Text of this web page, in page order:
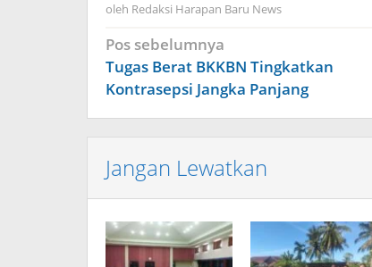
oleh Redaksi Harapan Baru News
Navigasi
pos
Pos sebelumnya
Tugas Berat BKKBN Tingkatkan
Kontrasepsi Jangka Panjang
Jangan Lewatkan